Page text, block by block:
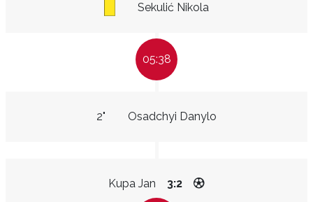
Sekulić Nikola
05:38
Osadchyi Danylo
2"
Kupa Jan 3:2